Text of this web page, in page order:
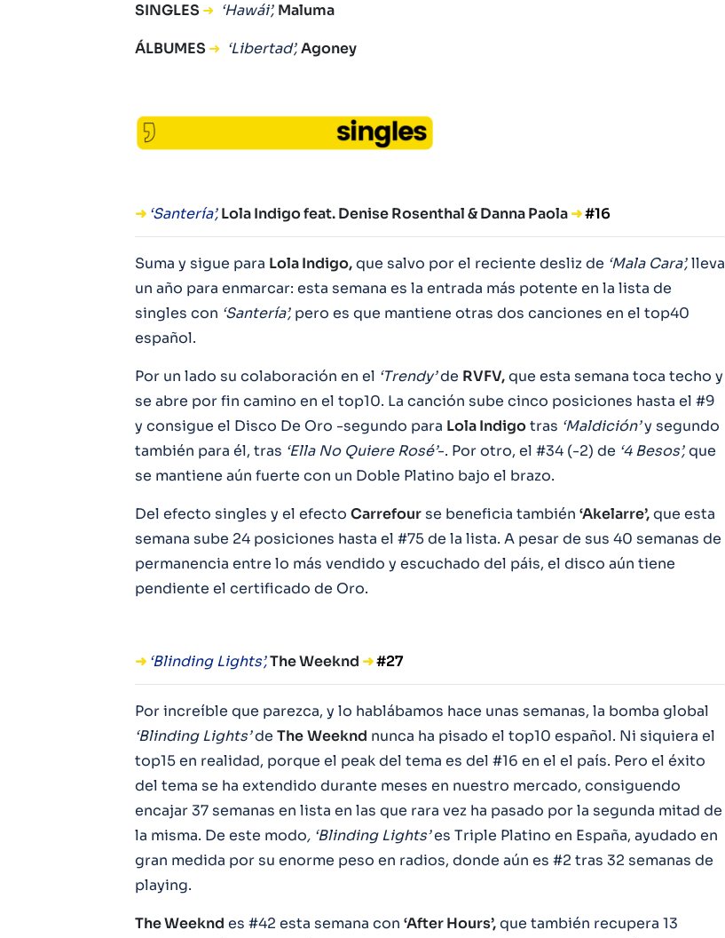
SINGLES ➜ ‘Hawái’, Maluma
ÁLBUMES ➜ ‘Libertad’,Agoney
➜ ‘Santería’,Lola Indigo feat. Denise Rosenthal & Danna Paola➜#16
Suma y sigue para Lola Indigo,que salvo por el reciente desliz de ‘Mala Cara’,lleva
un año para enmarcar: esta semana es la entrada más potente en la lista de
singles con ‘Santería’, pero es que mantiene otras dos canciones en el top40
español.
Por un lado su colaboración en el ‘Trendy’de RVFV,que esta semana toca techo y
se abre por fin camino en el top10. La canción sube cinco posiciones hasta el #9
y consigue el Disco De Oro -segundo para Lola Indigotras ‘Maldición’y segundo
también para él, tras ‘Ella No Quiere Rosé’-. Por otro, el #34 (-2) de ‘4 Besos’,que
se mantiene aún fuerte con un Doble Platino bajo el brazo.
Del efecto singles y el efecto Carrefourse beneficia también ‘Akelarre’,que esta
semana sube 24 posiciones hasta el #75 de la lista. A pesar de sus 40 semanas de
permanencia entre lo más vendido y escuchado del páis, el disco aún tiene
pendiente el certificado de Oro.
➜ ‘Blinding Lights’,The Weeknd ➜#27
Por increíble que parezca, y lo hablábamos hace unas semanas, la bomba global
‘Blinding Lights’de TheWeeknd nunca ha pisado el top10 español. Ni siquiera el
top15 en realidad, porque el peak del tema es del #16 en el el país. Pero el éxito
del tema se ha extendido durante meses en nuestro mercado, consiguendo
encajar 37 semanas en lista en las que rara vez ha pasado por la segunda mitad de
la misma. De este modo, ‘Blinding Lights’es Triple Platino en España, ayudado en
gran medida por su enorme peso en radios, donde aún es #2 tras 32 semanas de
playing.
The Weeknd es #42 esta semana con ‘After Hours’,que también recupera 13